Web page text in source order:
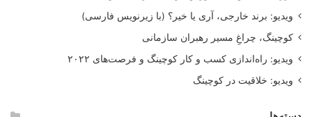
ویدیو: برند خارجی، آری یا خیر؟ (با زیرنویس فارسی)
کوچینگ، چراغِ مسیر رهبران سازمانی
ویدیو: راه‌اندازی کسب و کار کوچینگ و فرصت‌های ۲۰۲۲
ویدیو: خلاقیت در کوچینگ